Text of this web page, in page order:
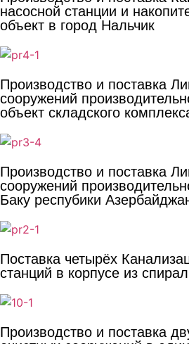
насосной станции и
объект в город Нальчик
Производство и поставка
сооружений
объект складского
Производство и поставка
сооружений
Баку респубики
Поставка четырёх
станций в корпусе из
Производство и поставка